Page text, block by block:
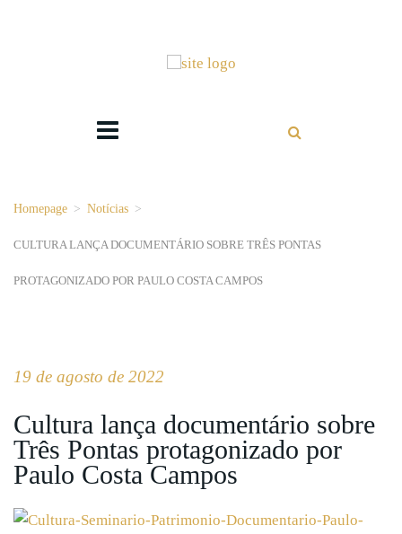
Homepage > Notícias >
CULTURA LANÇA DOCUMENTÁRIO SOBRE TRÊS PONTAS
PROTAGONIZADO POR PAULO COSTA CAMPOS
19 de agosto de 2022
Cultura lança documentário sobre
Três Pontas protagonizado por
Paulo Costa Campos